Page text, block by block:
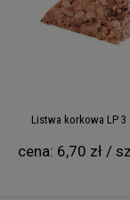
w
na linii łączenia
a wewnątrz
Bardzo ważne
Listwa korkowa LP 3
cena: 6,70 zł /